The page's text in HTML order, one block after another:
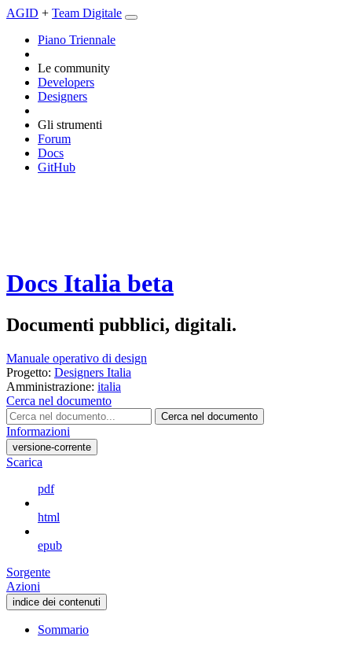
AGID + Team Digitale
Piano Triennale
Le community
Developers
Designers
Gli strumenti
Forum
Docs
GitHub
Docs Italia beta
Documenti pubblici, digitali.
Manuale operativo di design
Progetto: Designers Italia
Amministrazione: italia
Cerca nel documento
Cerca nel documento
Informazioni
versione-corrente
Scarica
pdf
html
epub
Sorgente
Azioni
indice dei contenuti
Sommario